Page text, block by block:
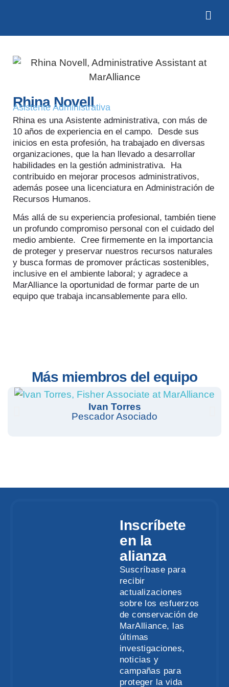
Rhina Novell
Asistente Administrativa
Rhina es una Asistente administrativa, con más de
10 años de experiencia en el campo. Desde sus
inicios en esta profesión, ha trabajado en diversas
organizaciones, que la han llevado a desarrollar
habilidades en la gestión administrativa. Ha
contribuido en mejorar procesos administrativos,
además posee una licenciatura en Administración de
Recursos Humanos.
Más allá de su experiencia profesional, también tiene
un profundo compromiso personal con el cuidado del
medio ambiente. Cree firmemente en la importancia
de proteger y preservar nuestros recursos naturales
y busca formas de promover prácticas sostenibles,
inclusive en el ambiente laboral; y agradece a
MarAlliance la oportunidad de formar parte de un
equipo que trabaja incansablemente para ello.
Más miembros del equipo
Ivan Torres
Pescador Asociado
Inscríbete
en la
alianza
Suscríbase para
recibir
actualizaciones
sobre los esfuerzos
de conservación de
MarAlliance, las
últimas
investigaciones,
noticias y
campañas para
proteger la vida